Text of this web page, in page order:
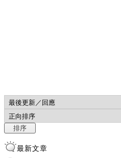
Order by
排序
最新文章